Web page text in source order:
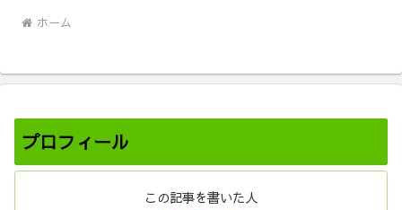
ホーム
プロフィール
この記事を書いた人